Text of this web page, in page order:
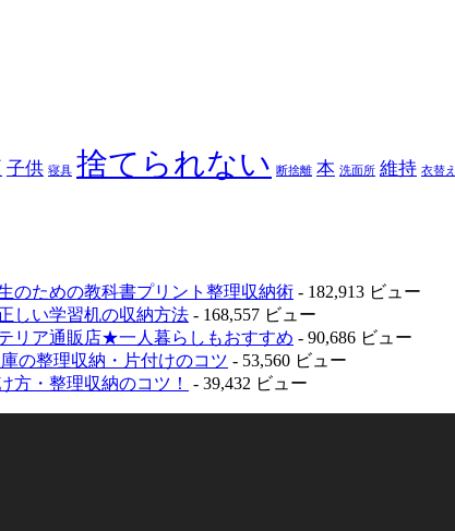
子供 寝具 捨てられない 断捨離 本 洗面所 維持 衣替え
のための教科書プリント整理収納術 - 182,913 ビュー
しい学習机の収納方法 - 168,557 ビュー
リア通販店★一人暮らしもおすすめ - 90,686 ビュー
の整理収納・片付けのコツ - 53,560 ビュー
方・整理収納のコツ！
- 39,432 ビュー